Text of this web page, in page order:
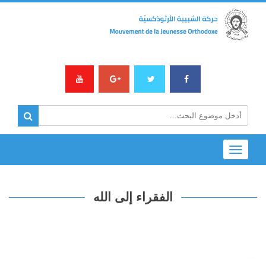
Toggle
navigation
الفقراء إلى الله